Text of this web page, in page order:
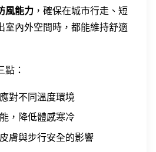
風能力 ，確保在城市行走、短
室內外空間時，都能維持舒適
點：
對不同溫度環境
，降低體感寒冷
膚與步行安全的影響